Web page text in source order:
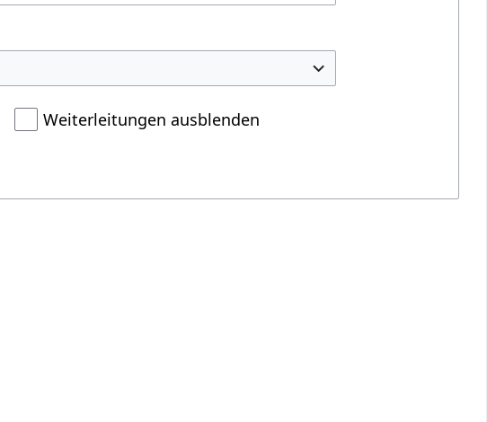
Weiterleitungen ausblenden